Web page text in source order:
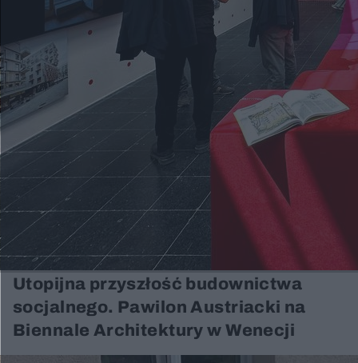
Utopijna przyszłość budownictwa
socjalnego. Pawilon Austriacki na
Biennale Architektury w Wenecji